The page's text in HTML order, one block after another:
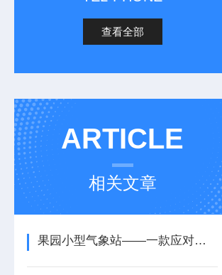
查看全部
ARTICLE
相关文章
果园小型气象站——一款应对恶劣天气的农村农业气象监测站2025+派+送